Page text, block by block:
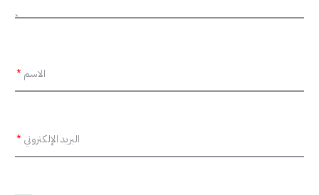
ا
الاسم *
البريد الإلكتروني *